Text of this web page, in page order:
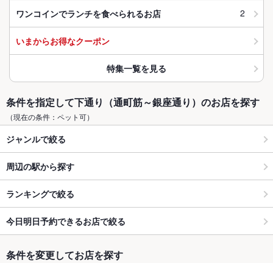
ワンコインでランチを食べられるお店 2
いまからお得なクーポン
特集一覧を見る
条件を指定して下通り（通町筋～銀座通り）のお店を探す
（現在の条件：ペット可）
ジャンルで絞る
周辺の駅から探す
ランキングで絞る
今日明日予約できるお店で絞る
条件を変更してお店を探す